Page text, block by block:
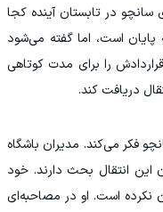
در تابستان آینده کجا
پایان است، اما گفته می‌شود
را برای مدت کوتاهی
دریافت کند.
فکر می‌کند. مدیران باشگاه
این انتقال بحث دارند. خود
نکرده است. او در مصاحبه‌ای